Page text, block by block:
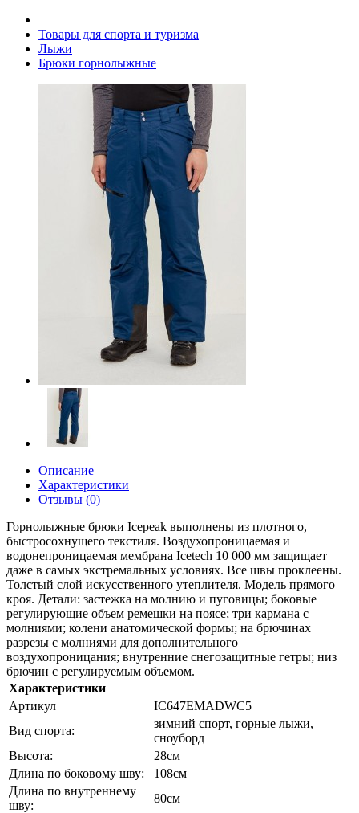
Товары для спорта и туризма
Лыжи
Брюки горнолыжные
Описание
Характеристики
Отзывы (0)
Горнолыжные брюки Icepeak выполнены из плотного,
быстросохнущего текстиля. Воздухопроницаемая и
водонепроницаемая мембрана Icetech 10 000 мм защищает
даже в самых экстремальных условиях. Все швы проклеены.
Толстый слой искусственного утеплителя. Модель прямого
кроя. Детали: застежка на молнию и пуговицы; боковые
регулирующие объем ремешки на поясе; три кармана с
молниями; колени анатомической формы; на брючинах
разрезы с молниями для дополнительного
воздухопроницания; внутренние снегозащитные гетры; низ
брючин с регулируемым объемом.
Характеристики
Артикул
IC647EMADWC5
Вид спорта:
зимний спорт, горные лыжи,
сноуборд
Высота:
28см
Длина по боковому шву:
108см
Длина по внутреннему
шву:
80см